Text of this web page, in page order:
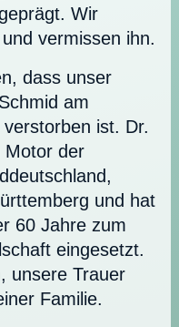
Wir
vermissen ihn.
dass unser
am
ist. Dr.
Motor der
und hat
60 Jahre zum
eingesetzt.
unsere Trauer
Familie.